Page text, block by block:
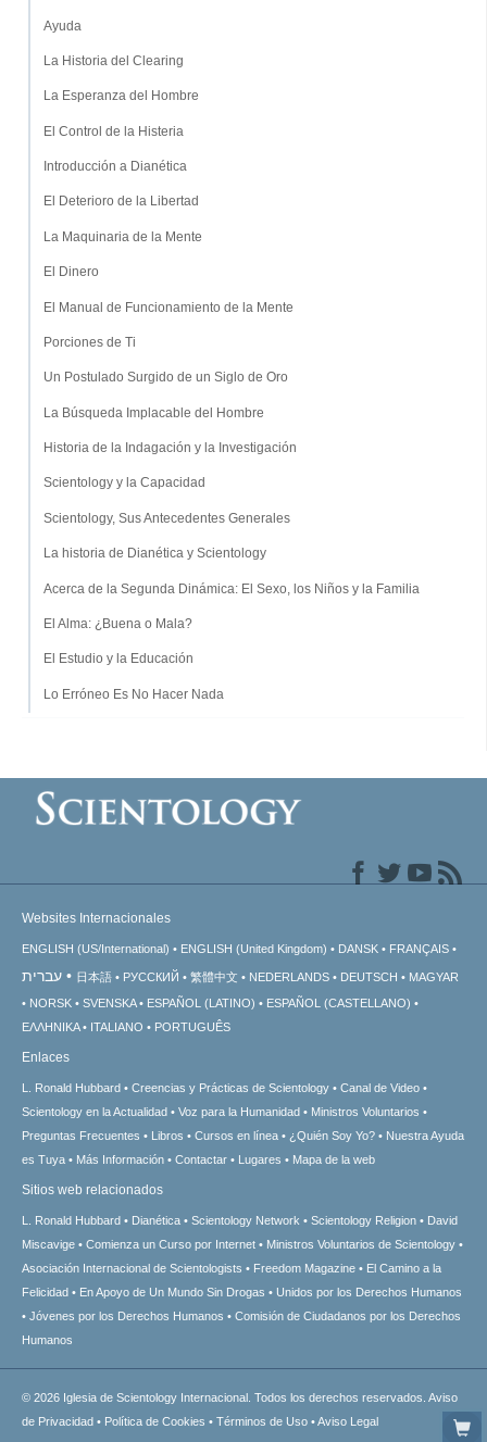
Ayuda
La Historia del Clearing
La Esperanza del Hombre
El Control de la Histeria
Introducción a Dianética
El Deterioro de la Libertad
La Maquinaria de la Mente
El Dinero
El Manual de Funcionamiento de la Mente
Porciones de Ti
Un Postulado Surgido de un Siglo de Oro
La Búsqueda Implacable del Hombre
Historia de la Indagación y la Investigación
Scientology y la Capacidad
Scientology, Sus Antecedentes Generales
La historia de Dianética y Scientology
Acerca de la Segunda Dinámica: El Sexo, los Niños y la Familia
El Alma: ¿Buena o Mala?
El Estudio y la Educación
Lo Erróneo Es No Hacer Nada
Websites Internacionales
ENGLISH (US/International) ENGLISH (United Kingdom) DANSK FRANÇAIS
עברית 日本語 РУССКИЙ 繁體中文 NEDERLANDS DEUTSCH
MAGYAR
NORSK
SVENSKA ESPAÑOL (LATINO)
ESPAÑOL (CASTELLANO)
ΕΛΛΗΝΙΚA
ITALIANO PORTUGUÊS
Enlaces
L. Ronald Hubbard Creencias y Prácticas de Scientology
Canal de Video
Scientology en la Actualidad
Voz para la Humanidad
Ministros Voluntarios
Preguntas Frecuentes
Libros Cursos en línea ¿Quién Soy Yo?
Nuestra Ayuda
es Tuya
Más Información Contactar Lugares Mapa de la web
Sitios web relacionados
L. Ronald Hubbard Dianética Scientology Network Scientology Religion
David
Miscavige
Comienza un Curso por Internet
Ministros Voluntarios de Scientology
Asociación Internacional de Scientologists
Freedom Magazine
El Camino a la
Felicidad
En Apoyo de Un Mundo Sin Drogas
Unidos por los Derechos Humanos
Jóvenes por los Derechos Humanos
Comisión de Ciudadanos por los Derechos
Humanos
© 2026 Iglesia de Scientology Internacional. Todos los derechos reservados. Aviso
de Privacidad • Política de Cookies • Términos de Uso •Aviso Legal